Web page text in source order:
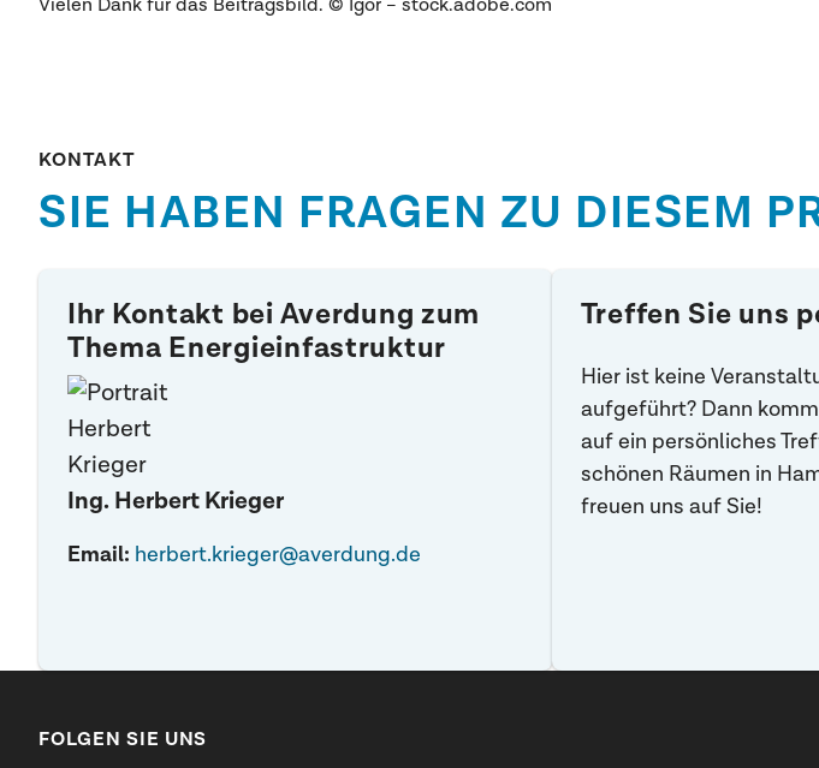
Vielen Dank für das Beitragsbild. © Igor – stock.adobe.com
KONTAKT
SIE HABEN FRAGEN ZU DIESEM
Ihr Kontakt bei Averdung zum
Thema Energieinfastruktur
Ing. Herbert Krieger
Email: herbert.krieger@averdung.de
Treffen Sie uns
Hier ist keine
aufgeführt? Dann
auf ein persönliches
schönen Räumen in
freuen uns auf Sie!
FOLGEN SIE UNS